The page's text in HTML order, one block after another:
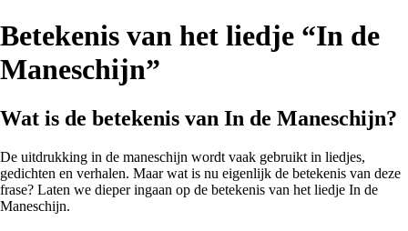
Betekenis van het liedje “In de
Maneschijn”
Wat is de betekenis van In de Maneschijn?
De uitdrukking in de maneschijn wordt vaak gebruikt in liedjes,
gedichten en verhalen. Maar wat is nu eigenlijk de betekenis van deze
frase? Laten we dieper ingaan op de betekenis van het liedje In de
Maneschijn.